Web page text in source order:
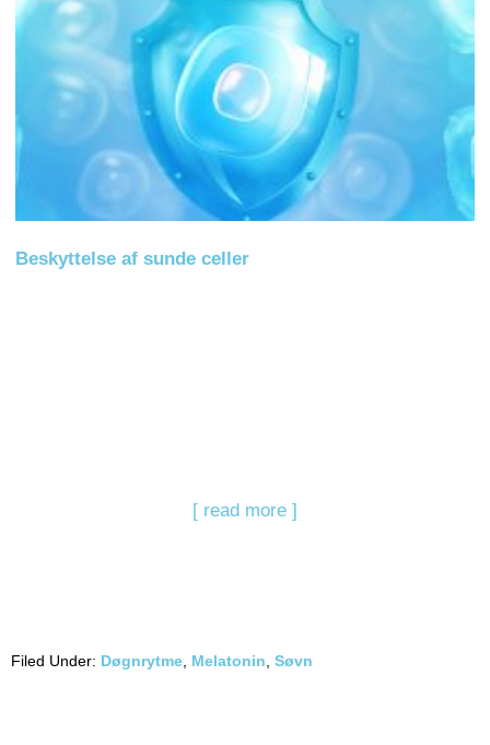
Beskyttelse af sunde celler
[ read more ]
Filed Under: Døgnrytme Melatonin Søvn